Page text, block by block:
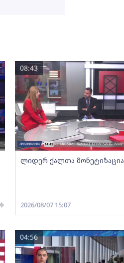
ლიდერ ქალთა მონეტიზაცია
08:43
2026/08/07 15:07
04:56